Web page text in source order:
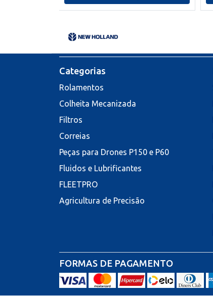
Categorias
Rolamentos
Colheita Mecanizada
Filtros
Correias
Peças para Drones P150 e P60
Fluidos e Lubrificantes
FLEETPRO
Agricultura de Precisão
FORMAS DE PAGAMENTO